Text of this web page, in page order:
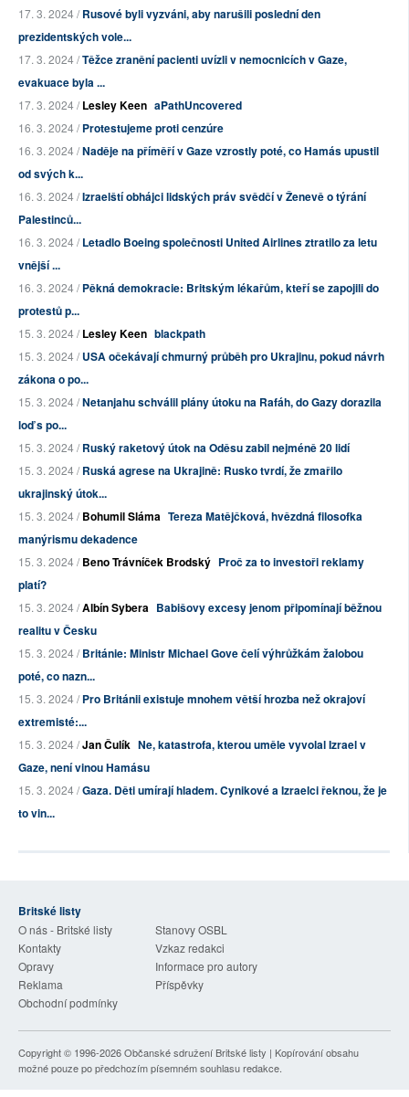
17. 3. 2024 /Rusové byli vyzváni, aby narušili poslední den
prezidentských vole...
17. 3. 2024 /Těžce zranění pacienti uvízli v nemocnicích v Gaze,
evakuace byla ...
17. 3. 2024 /Lesley Keen aPathUncovered
16. 3. 2024 /Protestujeme proti cenzúre
16. 3. 2024 /Naděje na příměří v Gaze vzrostly poté, co Hamás upustil
od svých k...
16. 3. 2024 /Izraelští obhájci lidských práv svědčí v Ženevě o týrání
Palestinců...
16. 3. 2024 /Letadlo Boeing společnosti United Airlines ztratilo za letu
vnější ...
16. 3. 2024 /Pěkná demokracie: Britským lékařům, kteří se zapojili do
protestů p...
15. 3. 2024 /Lesley Keen blackpath
15. 3. 2024 /USA očekávají chmurný průběh pro Ukrajinu, pokud návrh
zákona o po...
15. 3. 2024 /Netanjahu schválil plány útoku na Rafáh, do Gazy dorazila
loď s po...
15. 3. 2024 /Ruský raketový útok na Oděsu zabil nejméně 20 lidí
15. 3. 2024 /Ruská agrese na Ukrajině: Rusko tvrdí, že zmařilo
ukrajinský útok...
15. 3. 2024 /Bohumil Sláma Tereza Matějčková, hvězdná filosofka
manýrismu dekadence
15. 3. 2024 /Beno Trávníček Brodský Proč za to investoři reklamy
platí?
15. 3. 2024 /Albín Sybera Babišovy excesy jenom připomínají běžnou
realitu v Česku
15. 3. 2024 /Británie: Ministr Michael Gove čelí výhrůžkám žalobou
poté, co nazn...
15. 3. 2024 /Pro Británii existuje mnohem větší hrozba než okrajoví
extremisté:...
15. 3. 2024 /Jan Čulík Ne, katastrofa, kterou uměle vyvolal Izrael v
Gaze, není vinou Hamásu
15. 3. 2024 /Gaza. Děti umírají hladem. Cynikové a Izraelci řeknou, že je
to vin...
Britské listy
O nás - Britské listy
Stanovy OSBL
Kontakty
Vzkaz redakci
Opravy
Informace pro autory
Reklama
Příspěvky
Obchodní podmínky
Copyright © 1996-2026Občanské sdružení Britské listy | Kopírování obsahu
možné pouze po předchozím písemném souhlasu redakce.